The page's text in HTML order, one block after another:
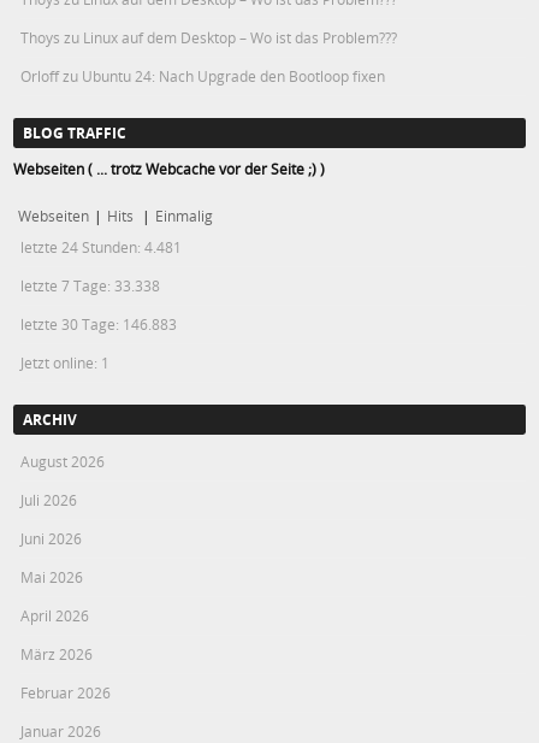
Thoys zu Linux auf dem Desktop – Wo ist das Problem???
Orloffzu Ubuntu 24: Nach Upgrade den Bootloop fixen
BLOG TRAFFIC
Webseiten ( ... trotz Webcache vor der Seite ;) )
Webseiten | Hits | Einmalig
letzte 24 Stunden:4.481
letzte 7 Tage: 33.338
letzte 30 Tage: 146.883
Jetzt online: 1
ARCHIV
August 2026
Juli 2026
Juni 2026
Mai 2026
April 2026
März 2026
Februar 2026
Januar 2026